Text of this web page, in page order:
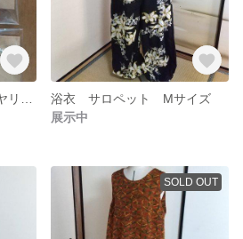
浴衣 サロペット Mサイズ
展示中
SOLD OUT